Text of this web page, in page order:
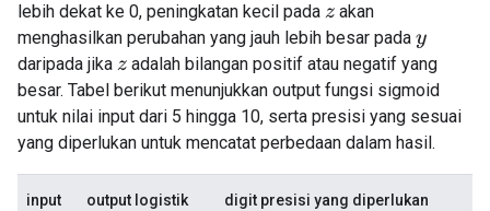
lebih dekat ke 0, peningkatan kecil pada z akan
menghasilkan perubahan yang jauh lebih besar pada y
daripada jika z adalah bilangan positif atau negatif yang
besar. Tabel berikut menunjukkan output fungsi sigmoid
untuk nilai input dari 5 hingga 10, serta presisi yang sesuai
yang diperlukan untuk mencatat perbedaan dalam hasil.
input output logistik digit presisi yang diperlukan